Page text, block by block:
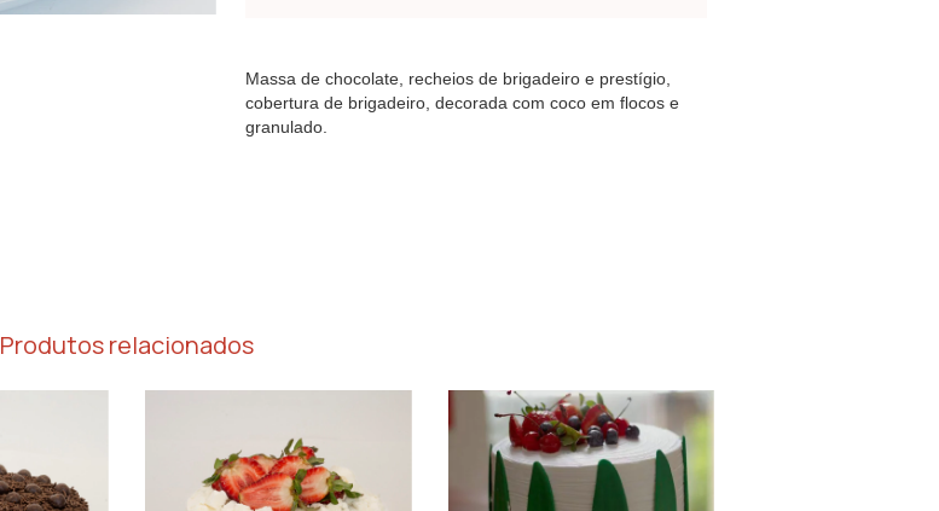
Massa de chocolate, recheios de brigadeiro e prestígio,
cobertura de brigadeiro, decorada com coco em flocos e
granulado.
Produtos relacionados